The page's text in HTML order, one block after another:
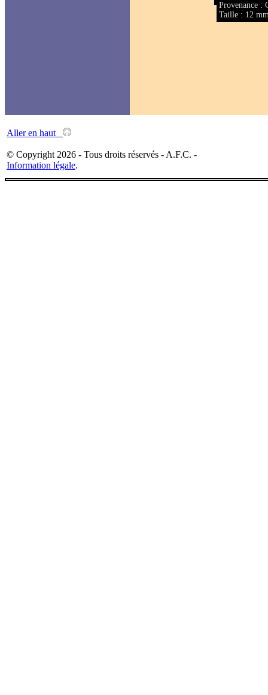
Provenance :
Taille : 12
Aller en haut
© Copyright 2026 - Tous droits réservés - A.F.C. -
Information légale.